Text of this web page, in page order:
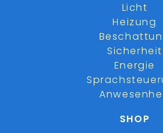
Licht
Heizung
Sicherheit
Energie
SHOP